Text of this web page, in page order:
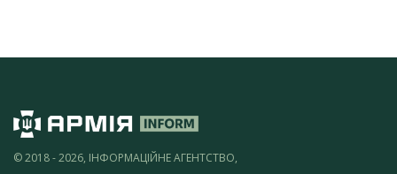
© 2018 - 2026, ІНФОРМАЦІЙНЕ АГЕНТСТВО,